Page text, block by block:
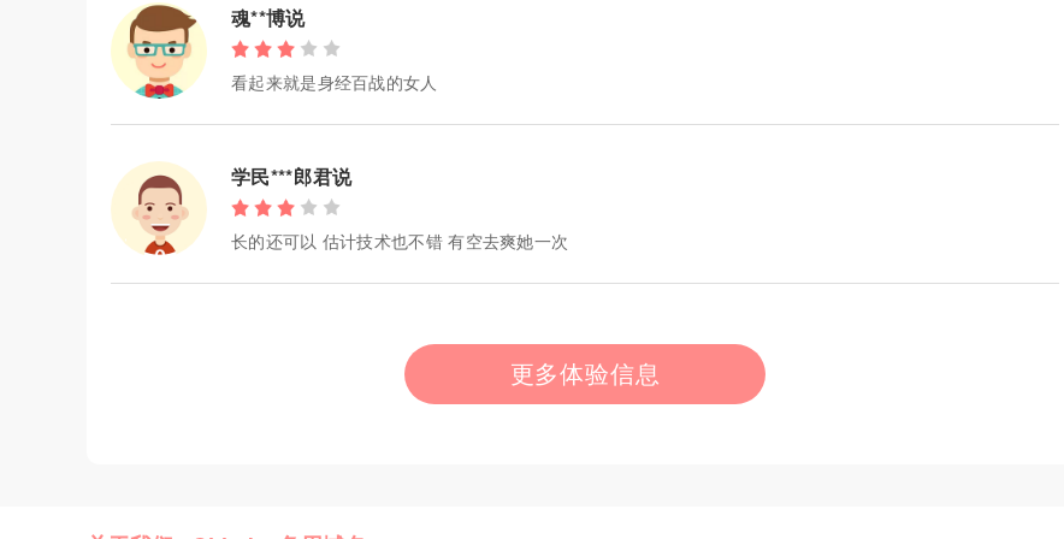
魂**博说
看起来就是身经百战的女人
学民***郎君说
长的还可以 估计技术也不错 有空去爽她一次
更多体验信息